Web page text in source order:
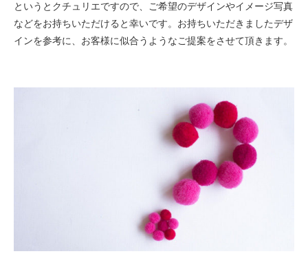
というとクチュリエですので、ご希望のデザインやイメージ写真
などをお持ちいただけると幸いです。お持ちいただきましたデザ
インを参考に、お客様に似合うようなご提案をさせて頂きます。